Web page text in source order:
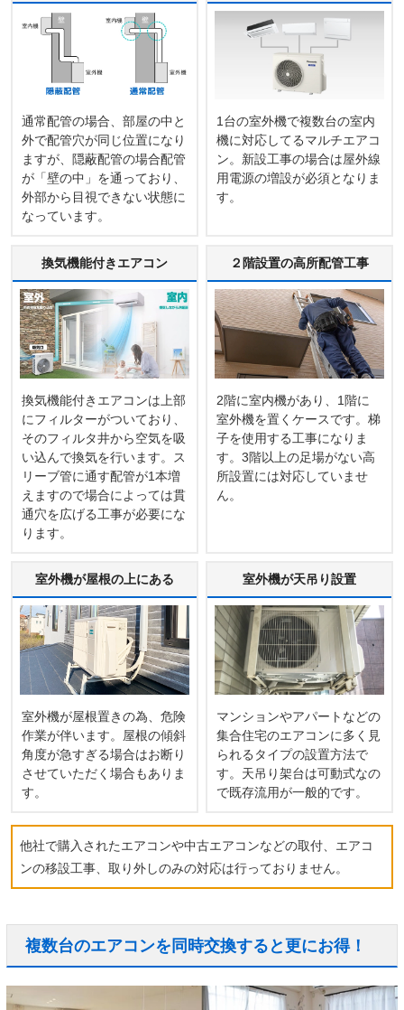
通常配管の場合、部屋の中と
外で配管穴が同じ位置になり
ますが、隠蔽配管の場合配管
が「壁の中」を通っており、
外部から目視できない状態に
なっています。
1台の室外機で複数台の室内
機に対応してるマルチエアコ
ン。新設工事の場合は屋外線
用電源の増設が必須となりま
す。
換気機能付きエアコン
換気機能付きエアコンは上部
にフィルターがついており、
そのフィルタ井から空気を吸
い込んで換気を行います。ス
リーブ管に通す配管が1本増
えますので場合によっては貫
通穴を広げる工事が必要にな
ります。
２階設置の高所配管工事
2階に室内機があり、1階に
室外機を置くケースです。梯
子を使用する工事になりま
す。3階以上の足場がない高
所設置には対応していませ
ん。
室外機が屋根の上にある
室外機が屋根置きの為、危険
作業が伴います。屋根の傾斜
角度が急すぎる場合はお断り
させていただく場合もありま
す。
室外機が天吊り設置
マンションやアパートなどの
集合住宅のエアコンに多く見
られるタイプの設置方法で
す。天吊り架台は可動式なの
で既存流用が一般的です。
他社で購入されたエアコンや中古エアコンなどの取付、エアコ
ンの移設工事、取り外しのみの対応は行っておりません。
複数台のエアコンを同時交換すると更にお得！